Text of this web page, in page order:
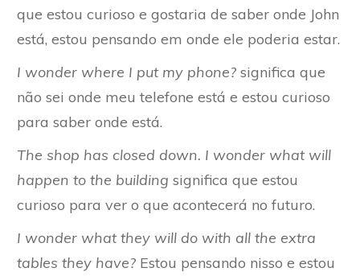
que estou curioso e gostaria de saber onde John
está, estou pensando em onde ele poderia estar.
I wonder where I put my phone? significa que
não sei onde meu telefone está e estou curioso
para saber onde está.
The shop has closed down. I wonder what will
happen to the building significa que estou
curioso para ver o que acontecerá no futuro.
I wonder what they will do with all the extra
tables they have? Estou pensando nisso e estou